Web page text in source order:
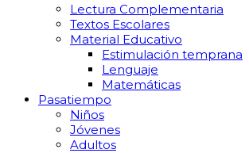
Lectura Complementaria
Textos Escolares
Material Educativo
Estimulación temprana
Lenguaje
Matemáticas
Pasatiempo
Niños
Jóvenes
Adultos